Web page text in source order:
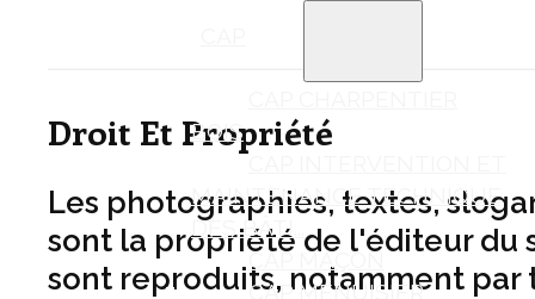
BOIS
MAINTENANCE TECHNIQUE
DES BÂTI...
CAP MAÇON
CAP MENUISIER
Droit Et Propriété
Les photographies, textes,
sont la propriété de l'éditeur du
sont reproduits, notamment